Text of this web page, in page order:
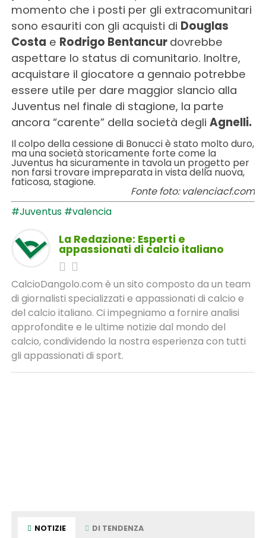
momento che i posti per gli extracomunitari
sono esauriti con gli acquisti di Douglas
Costa e Rodrigo Bentancur dovrebbe
aspettare lo status di comunitario. Inoltre,
acquistare il giocatore a gennaio potrebbe
essere utile per dare maggior slancio alla
Juventus nel finale di stagione, la parte
ancora “carente” della società degli Agnelli.
Il colpo della cessione di Bonucci è stato molto duro,
ma una società storicamente forte come la
Juventus ha sicuramente in tavola un progetto per
non farsi trovare impreparata in vista della nuova,
faticosa, stagione.
Fonte foto: valenciacf.com
#Juventus #valencia
La Redazione: Esperti e
appassionati di calcio italiano
CalcioDangolo.com è un sito composto da un team
di giornalisti specializzati e appassionati di calcio e
del calcio italiano. Ci impegniamo a fornire analisi
approfondite e le ultime notizie dal mondo del
calcio, condividendo la nostra esperienza con tutti
gli appassionati di sport.
NOTIZIE DI TENDENZA